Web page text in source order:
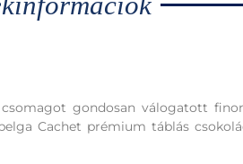
gondosan válogatott
Cachet prémium táblás